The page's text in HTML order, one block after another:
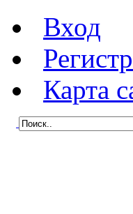
Вход
Карта